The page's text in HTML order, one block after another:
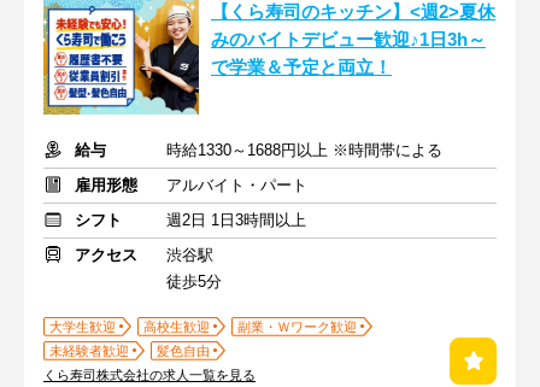
【くら寿司のキッチン】<週2>夏休
みのバイトデビュー歓迎♪1日3h～
で学業＆予定と両立！
給与
時給1330～1688円以上 ※時間帯による
雇用形態
アルバイト・パート
シフト
週2日 1日3時間以上
アクセス
渋谷駅
徒歩5分
大学生歓迎 高校生歓迎
副業・Ｗワーク歓迎
未経験者歓迎
髪色自由
くら寿司株式会社の求人一覧を見る